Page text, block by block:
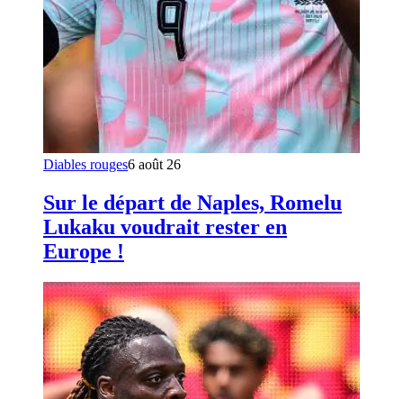
Diables rouges6 août 26
Sur le départ de Naples, Romelu
Lukaku voudrait rester en
Europe !